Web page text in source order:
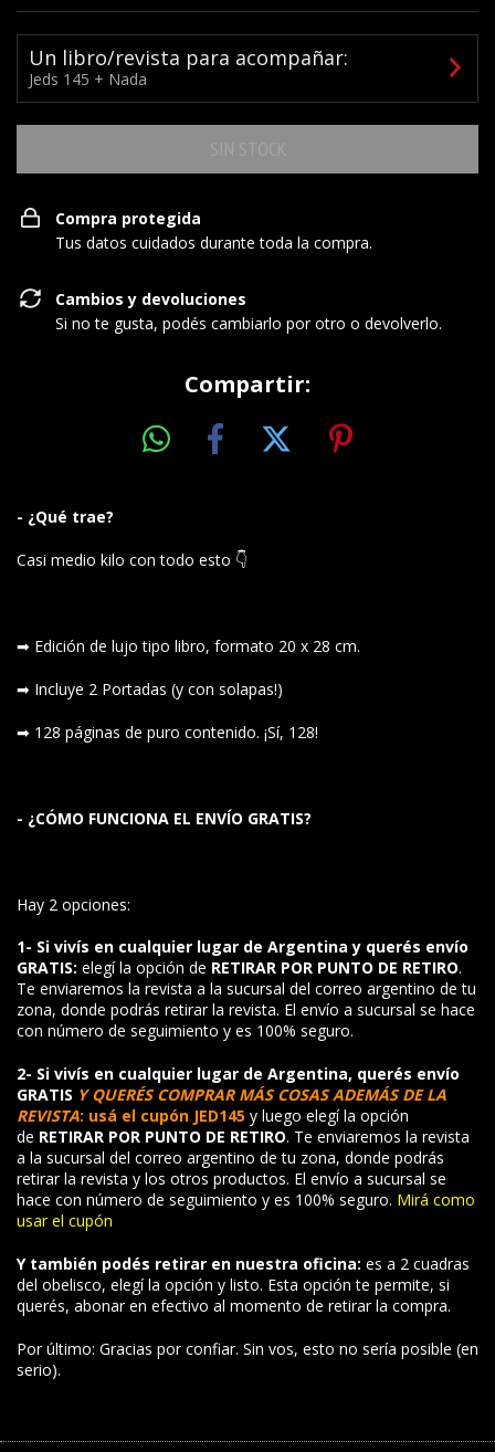
Un libro/revista para acompañar:
Jeds 145 + Nada
Compra protegida
Tus datos cuidados durante toda la compra.
Cambios y devoluciones
Si no te gusta, podés cambiarlo por otro o devolverlo.
Compartir:
- ¿Qué trae?
Casi medio kilo con todo esto 👇
➡ Edición de lujo tipo libro, formato 20 x 28 cm.
➡ Incluye 2 Portadas (y con solapas!)
➡ 128 páginas de puro contenido. ¡Sí, 128!
- ¿CÓMO FUNCIONA EL ENVÍO GRATIS?
Hay 2 opciones:
1- Si vivís en cualquier lugar de Argentina y querés envío
GRATIS: elegí la opción de RETIRAR POR PUNTO DE RETIRO.
Te enviaremos la revista a la sucursal del correo argentino de tu
zona, donde podrás retirar la revista. El envío a sucursal se hace
con número de seguimiento y es 100% seguro.
2- Si vivís en cualquier lugar de Argentina, querés envío
GRATIS Y QUERÉS COMPRAR MÁS COSAS ADEMÁS DE LA
REVISTA: usá el cupón JED145 y luego elegí la opción
de RETIRAR POR PUNTO DE RETIRO. Te enviaremos la revista
a la sucursal del correo argentino de tu zona, donde podrás
retirar la revista y los otros productos. El envío a sucursal se
hace con número de seguimiento y es 100% seguro. Mirá como
usar el cupón
Y también podés retirar en nuestra oficina: es a 2 cuadras
del obelisco, elegí la opción y listo. Esta opción te permite, si
querés, abonar en efectivo al momento de retirar la compra.
Por último: Gracias por confiar. Sin vos, esto no sería posible (en
serio).